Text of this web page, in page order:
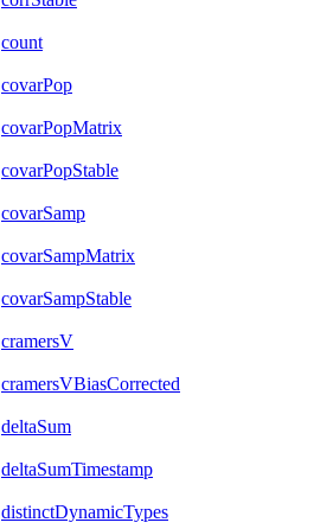
count
covarPop
covarPopMatrix
covarPopStable
covarSamp
covarSampMatrix
covarSampStable
cramersV
cramersVBiasCorrected
deltaSum
deltaSumTimestamp
distinctDynamicTypes